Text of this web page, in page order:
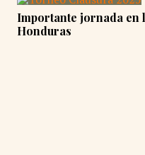
Importante jornada en
Honduras